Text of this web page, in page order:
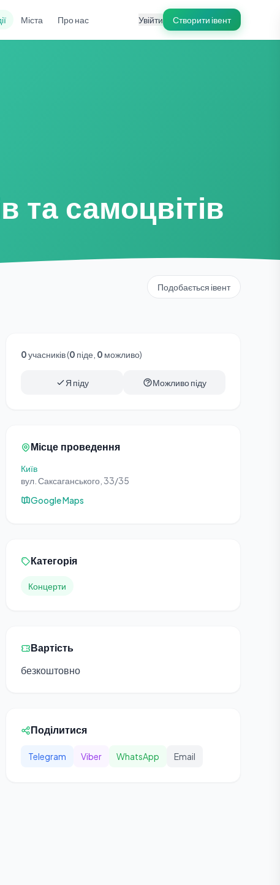
Міста Про нас Увійти Створити івент
та самоцвітів
Подобається івент
0учасників (0 піде, 0 можливо)
Я піду Можливо піду
Місце проведення
Київ
вул. Саксаганського, 33/35
Google Maps
Категорія
Концерти
Вартість
безкоштовно
Поділитися
Telegram Viber WhatsApp Email